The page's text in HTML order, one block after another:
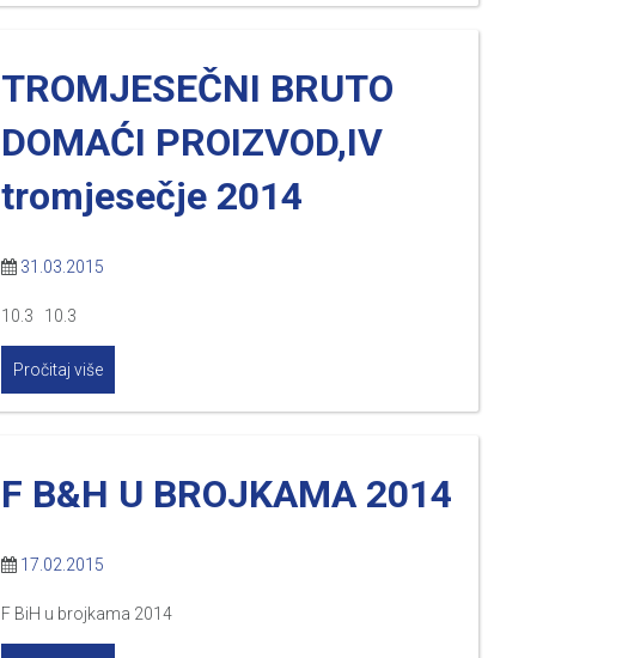
TROMJESEČNI BRUTO
DOMAĆI PROIZVOD,IV
tromjesečje 2014
31.03.2015
10.3 10.3
Pročitaj više
F B&H U BROJKAMA 2014
17.02.2015
F BiH u brojkama 2014